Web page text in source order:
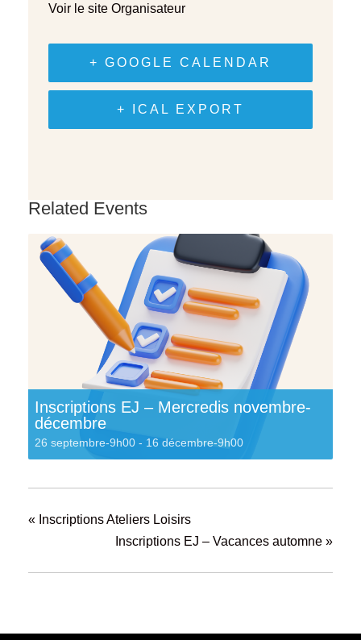
Voir le site Organisateur
+ GOOGLE CALENDAR
+ ICAL EXPORT
Related Events
Inscriptions EJ – Mercredis novembre-
décembre
26 septembre-9h00 - 16 décembre-9h00
« Inscriptions Ateliers Loisirs
Inscriptions EJ – Vacances automne »